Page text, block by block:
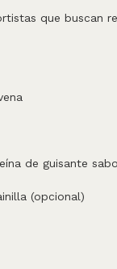
que buscan
de guisante
(opcional)